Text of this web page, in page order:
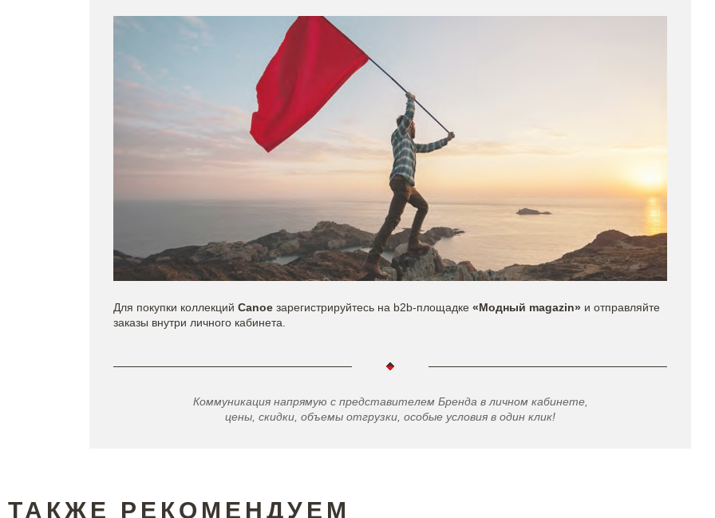
Для покупки коллекций Canoe зарегистрируйтесь на b2b-площадке «Модный magazin» и отправляйте
заказы внутри личного кабинета.
Коммуникация напрямую с представителем Бренда в личном кабинете,
цены, скидки, объемы отгрузки, особые условия в один клик!
ТАКЖЕ РЕКОМЕНДУЕМ